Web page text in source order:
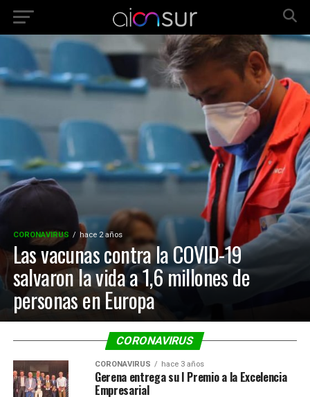
CORONAVIRUS hace 2 años
Las vacunas contra la COVID-19
salvaron la vida a 1,6 millones de
personas en Europa
CORONAVIRUS
CORONAVIRUS hace 3 años
Gerena entrega su I Premio a la Excelencia
Empresarial